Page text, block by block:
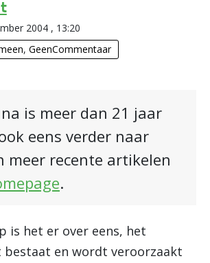
2004 , 13:20
, GeenCommentaar
is meer dan 21 jaar
eens verder naar
meer recente artikelen
.
is het er over eens, het
bestaat en wordt veroorzaakt